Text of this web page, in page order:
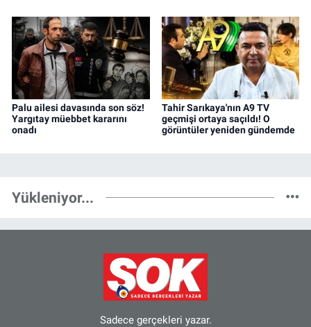
Palu ailesi davasında son söz!
Yargıtay müebbet kararını
onadı
Tahir Sarıkaya'nın A9 TV
geçmişi ortaya saçıldı! O
görüntüler yeniden gündemde
Yükleniyor...
Sadece gerçekleri yazar.